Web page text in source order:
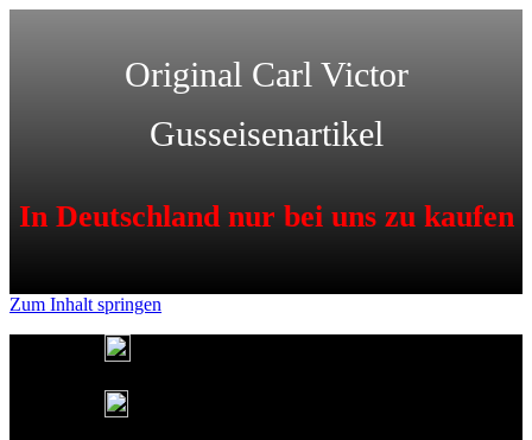
Original Carl Victor
Gusseisenartikel
In Deutschland nur bei uns zu kaufen
Zum Inhalt springen